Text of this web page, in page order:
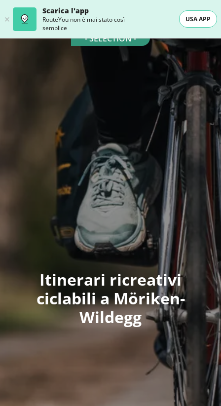
Scarica l'app
RouteYou non è mai stato così
semplice
USA APP
- SELECTION -
Itinerari ricreativi
ciclabili a Möriken-
Wildegg